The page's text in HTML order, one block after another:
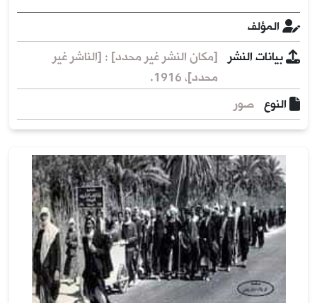
المؤلف
بيانات النشر [مكان النشر غير محدد] : [الناشر غير
محدد]، 1916.
النوع صور